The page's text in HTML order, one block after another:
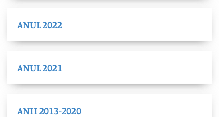
ANUL 2022
ANUL 2021
ANII 2013-2020